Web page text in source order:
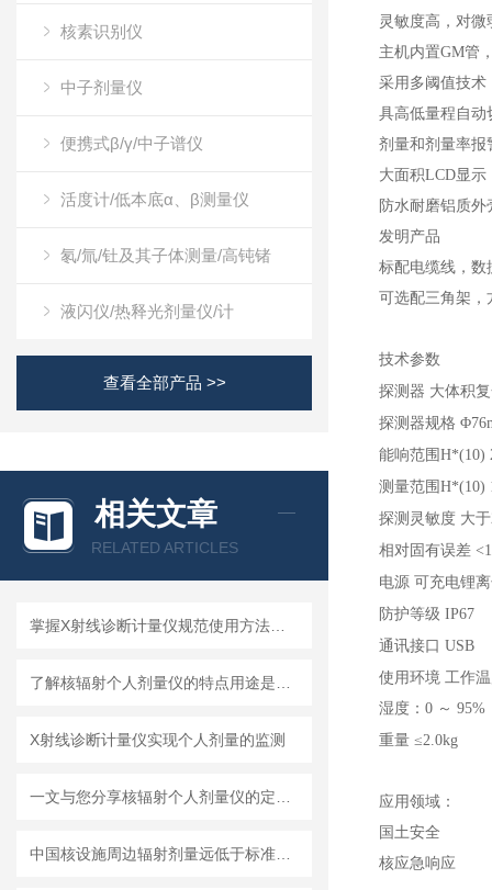
核素识别仪
中子剂量仪
便携式β/γ/中子谱仪
活度计/低本底α、β测量仪
氡/氚/钍及其子体测量/高钝锗
液闪仪/热释光剂量仪/计
查看全部产品 >>
相关文章
RELATED ARTICLES
X射线诊断计量仪实现个人剂量的监测
灵敏度高，对
主机内置GM管
采用多阈值技术
具高低量程自动
剂量和剂量率报
大面积LCD显示
防水耐磨铝质外
发明产品
标配电缆线，数
可选配三角架，
技术参数
探测器 大体积
探测器规格
能响范围H*(10)
测量范围H*(10)
探测灵敏度 大
相对固有误差
电源 可充电锂
防护等级 IP67
通讯接口 USB
使用环境 工作
湿度：0 ～ 95%
重量 ≤2.0kg
应用领域：
国土安全
核应急响